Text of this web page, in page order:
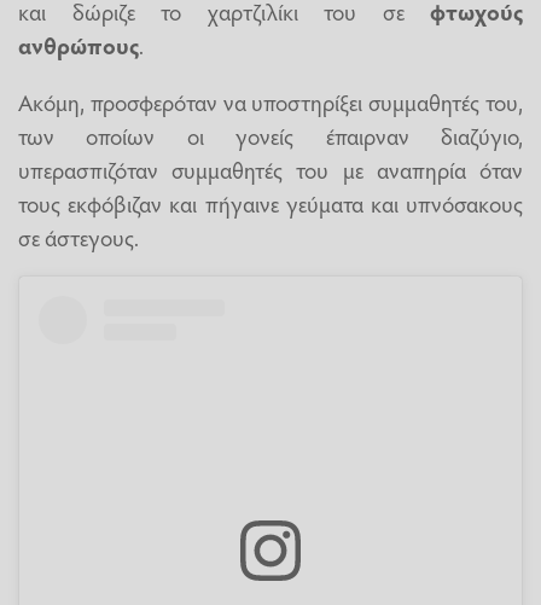
και δώριζε το χαρτζιλίκι του σε φτωχούς
ανθρώπους.
Ακόμη, προσφερόταν να υποστηρίξει συμμαθητές του,
των οποίων οι γονείς έπαιρναν διαζύγιο,
υπερασπιζόταν συμμαθητές του με αναπηρία όταν
τους εκφόβιζαν και πήγαινε γεύματα και υπνόσακους
σε άστεγους.